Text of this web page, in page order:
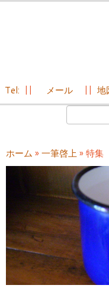
ン
ツ
へ
ス
ッ
プ
Tel: メール 地
ホーム » 一筆啓上» 特集